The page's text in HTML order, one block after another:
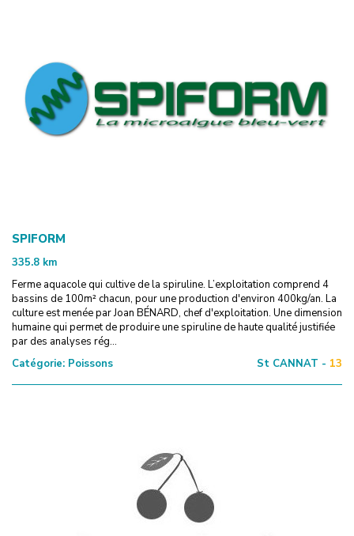
SPIFORM
335.8 km
Ferme aquacole qui cultive de la spiruline. L’exploitation comprend 4
bassins de 100m² chacun, pour une production d'environ 400kg/an. La
culture est menée par Joan BÉNARD, chef d'exploitation. Une dimension
humaine qui permet de produire une spiruline de haute qualité justifiée
par des analyses rég...
Catégorie: Poissons St CANNAT - 13